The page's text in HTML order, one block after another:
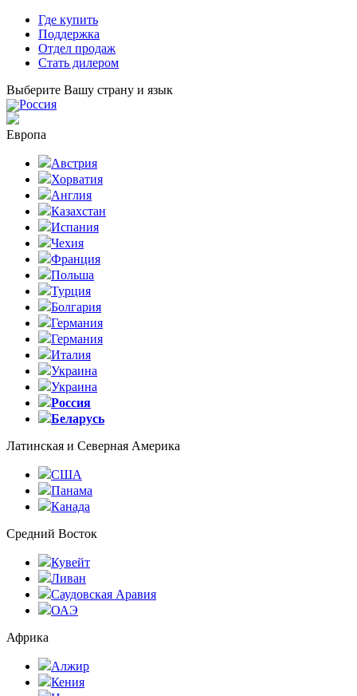
Где купить
Поддержка
Отдел продаж
Стать дилером
Выберите Вашу страну и язык
Россия
Европа
Австрия
Хорватия
Англия
Казахстан
Испания
Чехия
Франция
Польша
Турция
Болгария
Германия
Германия
Италия
Украина
Украина
Россия
Беларусь
Латинская и Северная Америка
США
Панама
Канада
Средний Восток
Кувейт
Ливан
Саудовская Аравия
ОАЭ
Африка
Алжир
Кения